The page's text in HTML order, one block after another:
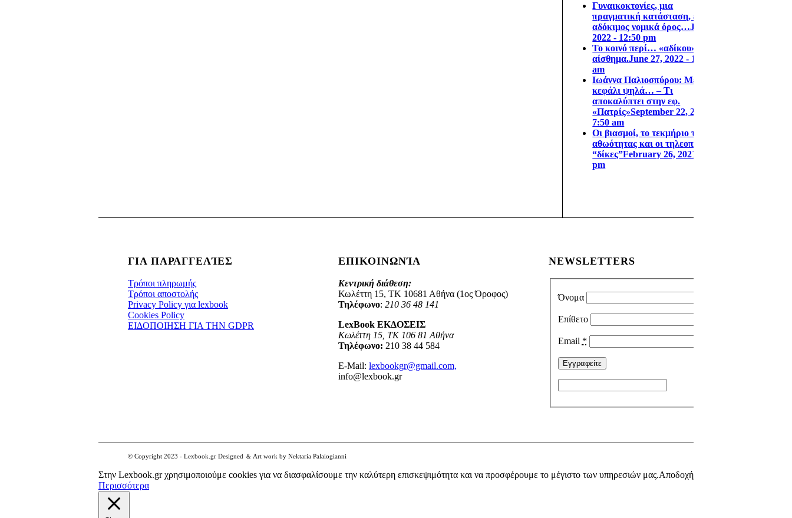
Γυναικοκτονίες, μια
πραγματική κατάσταση, ένας
αδόκιμος νομικά όρος…July 1,
2022 - 12:50 pm
Το κοινό περί… «αδίκου»
αίσθημα.June 27, 2022 - 11:10
am
Ιωάννα Παλιοσπύρου: Με το
κεφάλι ψηλά… – Τι
αποκαλύπτει στην εφ.
«Πατρίς»September 22, 2021 -
7:50 am
Οι βιασμοί, το τεκμήριο της
αθωότητας και οι τηλεοπτικές
“δίκες”February 26, 2021 - 5:07
pm
ΓΙΑ ΠΑΡΑΓΓΕΛΊΕΣ
Τρόποι πληρωμής
Τρόποι αποστολής
Privacy Policy για lexbook
Cookies Policy
ΕΙΔΟΠΟΙΗΣΗ ΓΙΑ ΤΗΝ GDPR
ΕΠΙΚΟΙΝΩΝΊΑ
Κεντρική διάθεση:
Κωλέττη 15, ΤΚ 10681 Αθήνα (1ος Όροφος)
Τηλέφωνο: 210 36 48 141
LexBook ΕΚΔΟΣΕΙΣ
Κωλέττη 15, ΤΚ 106 81 Αθήνα
Τηλέφωνο: 210 38 44 584
E-Mail: lexbookgr@gmail.com,
info@lexbook.gr
NEWSLETTERS
Όνομα
Επίθετο
Email *
© Copyright 2023 - Lexbook.gr Designed ＆ Art work by Nektaria Palaiogianni
Στην Lexbook.gr χρησιμοποιούμε cookies για να διασφαλίσουμε την καλύτερη επισκεψιμότητα και να προσφέρουμε το μέγιστο των υπηρεσιών μας.Αποδοχή
Περισσότερα